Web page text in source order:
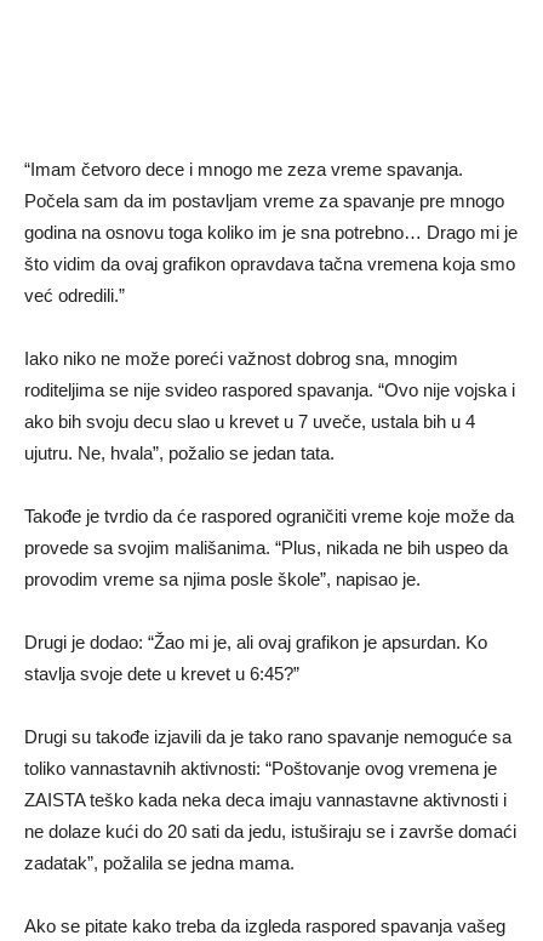
“Imam četvoro dece i mnogo me zeza vreme spavanja.
Počela sam da im postavljam vreme za spavanje pre mnogo
godina na osnovu toga koliko im je sna potrebno… Drago mi je
što vidim da ovaj grafikon opravdava tačna vremena koja smo
već odredili.”
Iako niko ne može poreći važnost dobrog sna, mnogim
roditeljima se nije svideo raspored spavanja. “Ovo nije vojska i
ako bih svoju decu slao u krevet u 7 uveče, ustala bih u 4
ujutru. Ne, hvala”, požalio se jedan tata.
Takođe je tvrdio da će raspored ograničiti vreme koje može da
provede sa svojim mališanima. “Plus, nikada ne bih uspeo da
provodim vreme sa njima posle škole”, napisao je.
Drugi je dodao: “Žao mi je, ali ovaj grafikon je apsurdan. Ko
stavlja svoje dete u krevet u 6:45?”
Drugi su takođe izjavili da je tako rano spavanje nemoguće sa
toliko vannastavnih aktivnosti: “Poštovanje ovog vremena je
ZAISTA teško kada neka deca imaju vannastavne aktivnosti i
ne dolaze kući do 20 sati da jedu, istuširaju se i završe domaći
zadatak”, požalila se jedna mama.
Ako se pitate kako treba da izgleda raspored spavanja vašeg